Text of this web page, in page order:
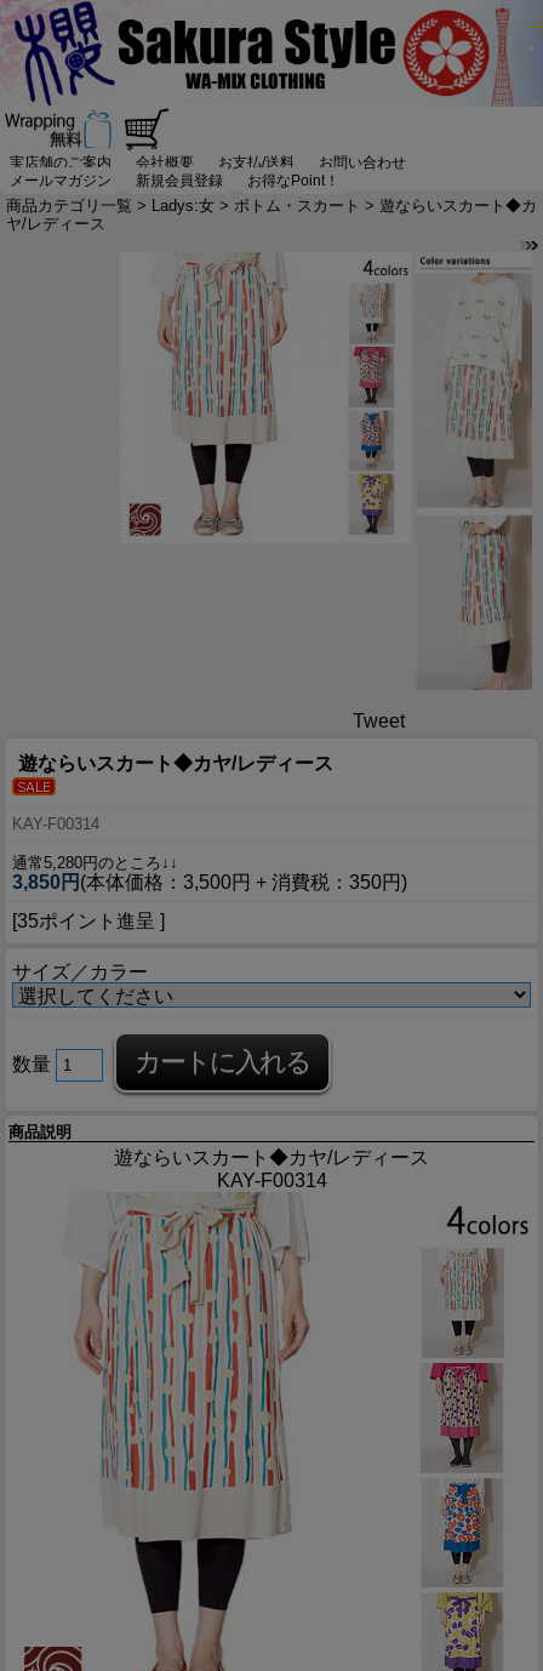
実店舗のご案内 会社概要 お支払/送料
お問い合わせ
メールマガジン
新規会員登録 お得なPoint！
商品カテゴリ一覧 > Ladys:女 > ボトム・スカート > 遊ならいスカート◆カ
ヤ/レディース
Tweet
遊ならいスカート◆カヤ/レディース
KAY-F00314
通常5,280円のところ↓↓
3,850円 (本体価格：3,500円 + 消費税：350円)
[35ポイント進呈 ]
サイズ／カラー
数量
商品説明
遊ならいスカート◆カヤ/レディース
KAY-F00314